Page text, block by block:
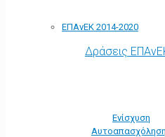
ΕΠΑνΕΚ 2014-2020
Δράσεις
Ενίσχυση